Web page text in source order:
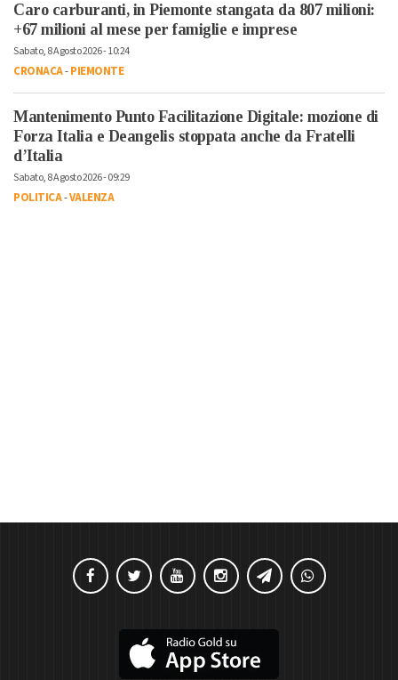
Caro carburanti, in Piemonte stangata da 807 milioni:
+67 milioni al mese per famiglie e imprese
Sabato, 8 Agosto 2026 - 10:24
CRONACA-PIEMONTE
Mantenimento Punto Facilitazione Digitale: mozione di
Forza Italia e Deangelis stoppata anche da Fratelli
d’Italia
Sabato, 8 Agosto 2026 - 09:29
POLITICA-VALENZA